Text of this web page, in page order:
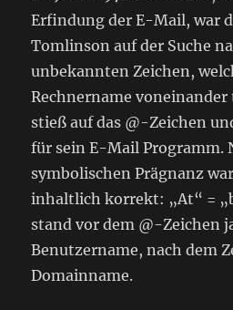
Erfindung der E-Mail, war
Tomlinson auf der Suche
unbekannten Zeichen,
Rechnername
stieß auf das @-Zeichen
für sein E-Mail Programm.
symbolischen Prägnanz
inhaltlich korrekt: „At“ =
stand vor dem @-Zeichen
Benutzername, nach dem
Domainname.